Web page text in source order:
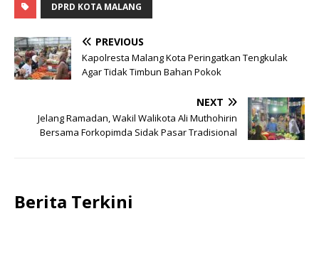
DPRD KOTA MALANG
PREVIOUS
Kapolresta Malang Kota Peringatkan Tengkulak
Agar Tidak Timbun Bahan Pokok
NEXT
Jelang Ramadan, Wakil Walikota Ali Muthohirin
Bersama Forkopimda Sidak Pasar Tradisional
Berita Terkini